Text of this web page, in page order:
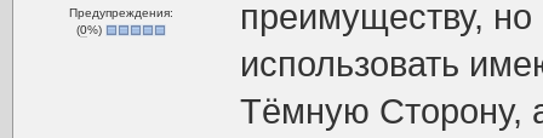
Предупреждения:
(0%)
преимуществу,
использовать
Тёмную Сторону,